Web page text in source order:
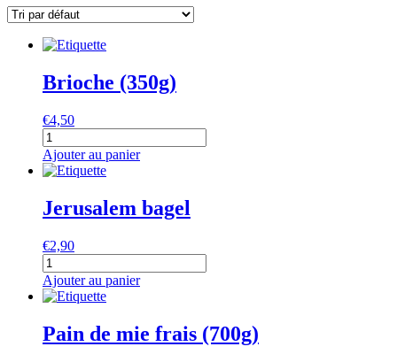
Brioche (350g)
€4,50
quantité
de
Brioche
(350g)
Ajouter au panier
Jerusalem bagel
€2,90
quantité
de
Jerusalem
Ajouter au panier
Pain de mie frais (700g)